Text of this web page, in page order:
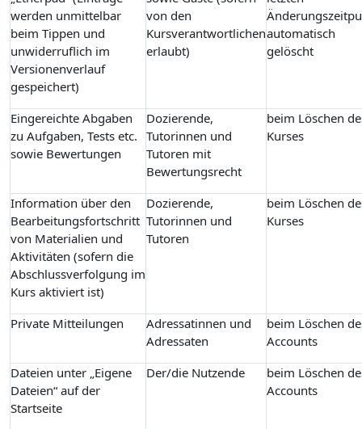
werden unmittelbar
beim Tippen und
unwiderruflich im
Versionenverlauf
gespeichert)
von den
Kursverantwortlichen
erlaubt)
automatisch
gelöscht
Eingereichte Abgaben
zu Aufgaben, Tests etc.
sowie Bewertungen
Dozierende,
Tutorinnen und
Tutoren mit
Bewertungsrecht
beim Löschen
Kurses
Information über den
Bearbeitungsfortschritt
von Materialien und
Aktivitäten (sofern die
Abschlussverfolgung im
Kurs aktiviert ist)
Dozierende,
Tutorinnen und
Tutoren
beim Löschen
Kurses
Private Mitteilungen
Adressatinnen und
Adressaten
beim Löschen
Accounts
Dateien unter „Eigene
Dateien“ auf der
Startseite
Der/die Nutzende
beim Löschen
Accounts